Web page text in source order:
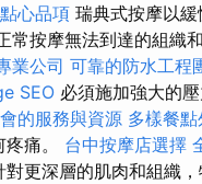
心品項 瑞典式按摩以
按摩無法到達的組織
業公司 可靠的防水工程
SEO 必須施加強大的
的服務與資源 多樣餐
痛。 台中按摩店選擇
更深層的肌肉和組織